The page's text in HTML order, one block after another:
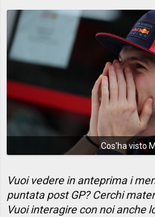
Cos'ha visto
Vuoi vedere in anteprima i
puntata post GP? Cerchi
Vuoi interagire con noi anche